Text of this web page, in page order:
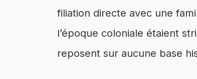
filiation directe avec une
l’époque coloniale étaient
reposent sur aucune base